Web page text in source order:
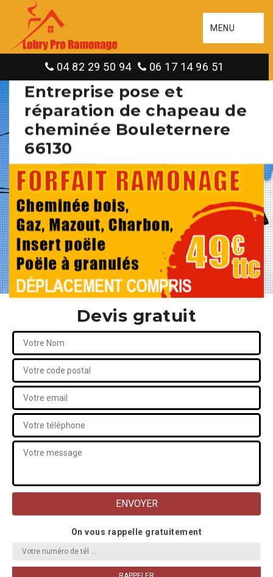
MENU
04 82 29 50 94 06 17 14 96 51
Entreprise pose et
réparation de chapeau de
cheminée Bouleternere
66130
Devis gratuit
On vous rappelle gratuitement